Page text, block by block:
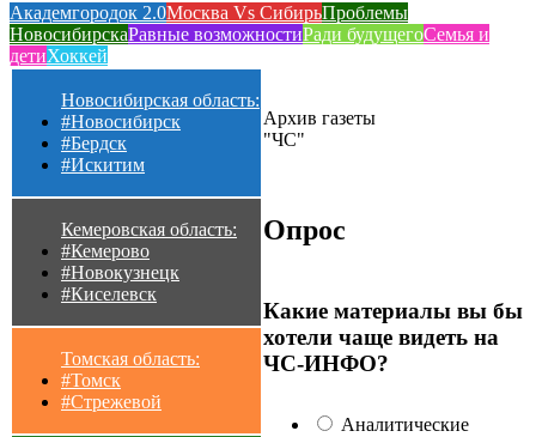
Академгородок 2.0Москва Vs СибирьПроблемы
НовосибирскаРавные возможностиРади будущегоСемья и
детиХоккей
Новосибирская область:
#Новосибирск
#Бердск
#Искитим
Кемеровская область:
#Кемерово
#Новокузнецк
#Киселевск
Томская область:
#Томск
#Стрежевой
Архив газеты
"ЧС"
Опрос
Какие материалы вы бы
хотели чаще видеть на
ЧС-ИНФО?
Аналитические